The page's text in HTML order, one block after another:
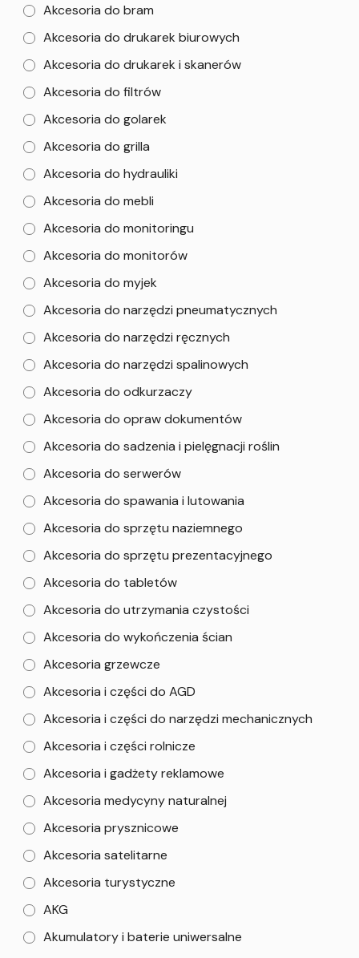
Akcesoria do bram
Akcesoria do drukarek biurowych
Akcesoria do drukarek i skanerów
Akcesoria do filtrów
Akcesoria do golarek
Akcesoria do grilla
Akcesoria do hydrauliki
Akcesoria do mebli
Akcesoria do monitoringu
Akcesoria do monitorów
Akcesoria do myjek
Akcesoria do narzędzi pneumatycznych
Akcesoria do narzędzi ręcznych
Akcesoria do narzędzi spalinowych
Akcesoria do odkurzaczy
Akcesoria do opraw dokumentów
Akcesoria do sadzenia i pielęgnacji roślin
Akcesoria do serwerów
Akcesoria do spawania i lutowania
Akcesoria do sprzętu naziemnego
Akcesoria do sprzętu prezentacyjnego
Akcesoria do tabletów
Akcesoria do utrzymania czystości
Akcesoria do wykończenia ścian
Akcesoria grzewcze
Akcesoria i części do AGD
Akcesoria i części do narzędzi mechanicznych
Akcesoria i części rolnicze
Akcesoria i gadżety reklamowe
Akcesoria medycyny naturalnej
Akcesoria prysznicowe
Akcesoria satelitarne
Akcesoria turystyczne
AKG
Akumulatory i baterie uniwersalne